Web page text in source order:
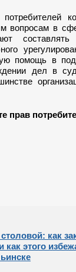
вопросам в
помощь в
дел в
прав
как
как этого